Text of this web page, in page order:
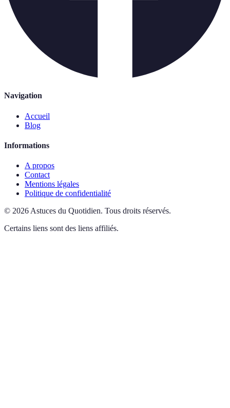
Navigation
Accueil
Blog
Informations
A propos
Contact
Mentions légales
Politique de confidentialité
© 2026 Astuces du Quotidien. Tous droits réservés.
Certains liens sont des liens affiliés.